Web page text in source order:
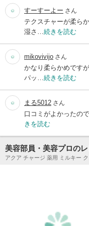
すーすーよー さん
テクスチャーが柔ら
湿さ… 続きを読む
mikovivijo さん
かなり柔らかめです
パッ… 続きを読む
まる5012 さん
口コミがよかったの
きを読む
美容部員・美容プロの
アクア チャージ 薬用 ミルキー